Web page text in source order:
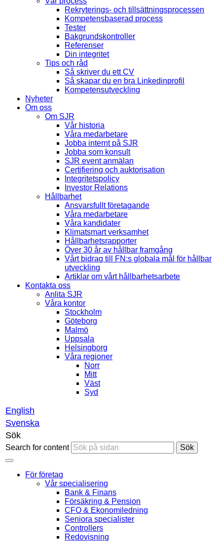
Rekryterings- och tillsättningsprocessen
Kompetensbaserad process
Tester
Bakgrundskontroller
Referenser
Din integritet
Tips och råd
Så skriver du ett CV
Så skapar du en bra Linkedinprofil
Kompetensutveckling
Nyheter
Om oss
Om SJR
Vår historia
Våra medarbetare
Jobba internt på SJR
Jobba som konsult
SJR event anmälan
Certifiering och auktorisation
Integritetspolicy
Investor Relations
Hållbarhet
Ansvarsfullt företagande
Våra medarbetare
Våra kandidater
Klimatsmart verksamhet
Hållbarhetsrapporter
Över 30 år av hållbar framgång
Vårt bidrag till FN:s globala mål för hållbar
utveckling
Artiklar om vårt hållbarhetsarbete
Kontakta oss
Anlita SJR
Våra kontor
Stockholm
Göteborg
Malmö
Uppsala
Helsingborg
Våra regioner
Norr
Mitt
Väst
Syd
English
Svenska
Sök
Search for content Sök
För företag
Vår specialisering
Bank & Finans
Försäkring & Pension
CFO & Ekonomiledning
Seniora specialister
Controllers
Redovisning